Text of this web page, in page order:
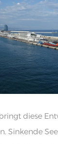
diese
Sinkende